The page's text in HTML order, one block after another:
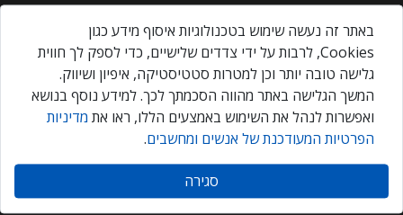
About Us
Privacy Policy
Contact Us
Our Events
אנשים ומחשבים © 2026 – כל הזכויות שמורות
באתר זה נעשה שימוש בטכנולוגיות איסוף מידע כגון
Cookies, לרבות על ידי צדדים שלישיים, כדי לספק לך חווית
גלישה טובה יותר וכן למטרות סטטיסטיקה, איפיון ושיווק.
המשך הגלישה באתר מהווה הסכמתך לכך. למידע נוסף בנושא
ואפשרות לנהל את השימוש באמצעים הללו, ראו את מדיניות
הפרטיות המעודכנת של אנשים ומחשבים.
סגירה